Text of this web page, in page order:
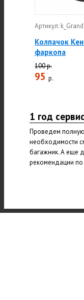
Артикул: k_Grand
Колпачок
фаркопа
100 р.
95 р.
1 год
Проведем полную
необходимости
багажник. А еще
рекомендации